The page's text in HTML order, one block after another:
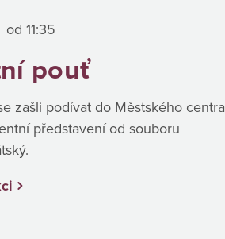
od 11:35
pouť
zašli podívat do Městského centra
představení od souboru